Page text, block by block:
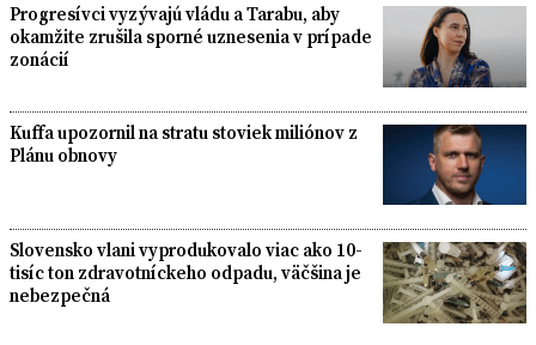
Progresívci vyzývajú vládu a Tarabu, aby
okamžite zrušila sporné uznesenia v prípade
zonácií
Kuffa upozornil na stratu stoviek miliónov z
Plánu obnovy
Slovensko vlani vyprodukovalo viac ako 10-
tisíc ton zdravotníckeho odpadu, väčšina je
nebezpečná